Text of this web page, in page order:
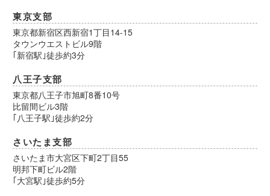
東京支部
東京都新宿区西新宿1丁目14-15
タウンウエストビル9階
｢新宿駅｣徒歩約3分
八王子支部
東京都八王子市旭町8番10号
比留間ビル3階
｢八王子駅｣徒歩約2分
さいたま支部
さいたま市大宮区下町2丁目55
明邦下町ビル2階
｢大宮駅｣徒歩約5分